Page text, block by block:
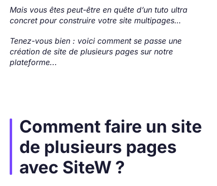
Mais vous êtes peut-être en quête d’un tuto ultra
concret pour construire votre site multipages…
Tenez-vous bien : voici comment se passe une
création de site de plusieurs pages sur notre
plateforme...
Comment faire un site
de plusieurs pages
avec SiteW ?